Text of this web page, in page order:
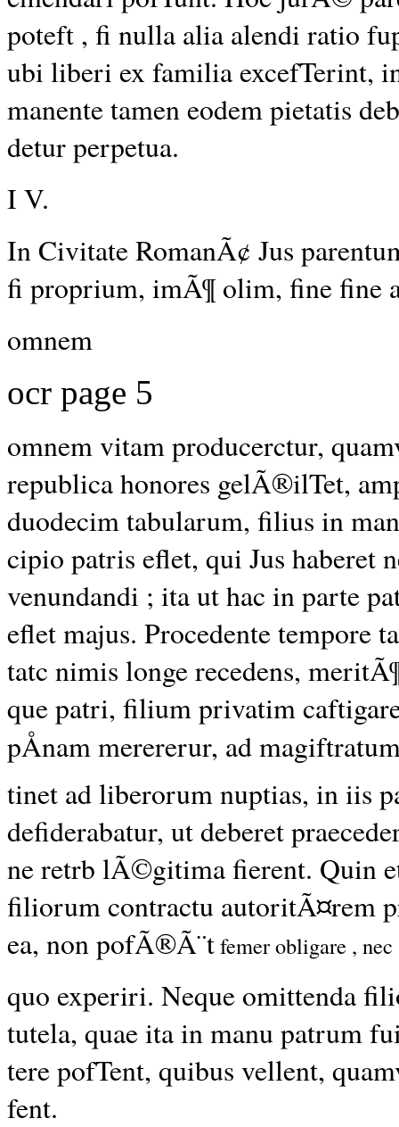
poteft , fi nulla alia alendi ratio
ubi liberi ex familia excefTerint,
manente tamen eodem pietatis
detur perpetua.
I V.
In Civitate RomanÃ¢ Jus
fi proprium, imÃ¶ olim, fine fine
omnem
ocr page 5
omnem vitam producerctur,
republicahonores gelÃ®ilTet,
duodecim tabularum, filius in
cipio patris eflet, qui Jus haberet
venundandi ; ita ut hac in parte
eflet majus. Procedente tempore
tatc nimis longe recedens,
que patri, filium privatim
pÅnam merererur, ad
tinet ad liberorum nuptias, in iis
defiderabatur, ut deberet
ne retrb lÃ©gitima fierent. Quin
filiorum contractu autoritÃ¤rem
ea, non pofÃ®Ã¨tfemer obligare , nec
quo experiri. Neque omittenda
tutela, quae ita in manu patrum
tere pofTent, quibus vellent,
fent.